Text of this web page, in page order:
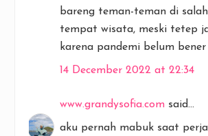
bareng teman-teman di
tempat wisata, meski tetep
karena pandemi belum
14 December 2022 at 22:34
www.grandysofia.com said...
aku pernah mabuk saat